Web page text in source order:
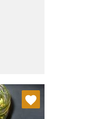
listę: